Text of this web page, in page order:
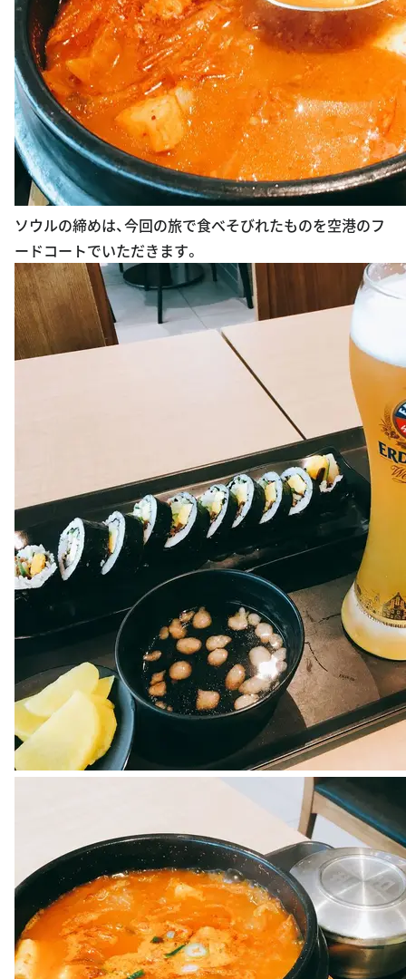
ソウルの締めは、今回の旅で食べそびれたものを空港のフ
ードコートでいただきます。